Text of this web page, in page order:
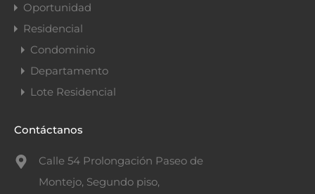
Oportunidad
Residencial
Condominio
Departamento
Lote Residencial
Contáctanos
Calle 54 Prolongación Paseo de
Montejo, Segundo piso,